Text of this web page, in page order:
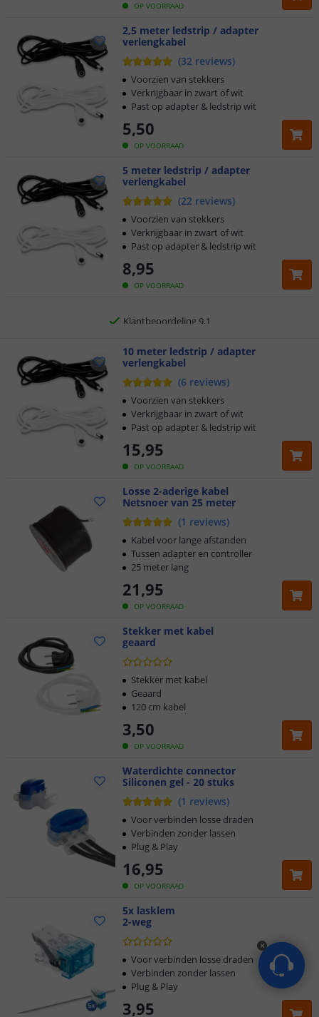
OP VOORRAAD
2,5 meter ledstrip / adapter
verlengkabel
(32 reviews)
OP VOORRAAD
5,50
Voorzien van stekkers
Verkrijgbaar in zwart of wit
Past op adapter & ledstrip wit
5 meter ledstrip / adapter
verlengkabel
(22 reviews)
OP VOORRAAD
8,95
Voorzien van stekkers
Verkrijgbaar in zwart of wit
Past op adapter & ledstrip wit
Klantbeoordeling 9.1
Voor 23:45 uur besteld,morgen in huis
5 jaar garantie
Gratis verzending vanaf € 20,-
Klantbeoordeling 9.1
Voor 23:45 uur besteld,morgen in huis
10 meter ledstrip / adapter
verlengkabel
(6 reviews)
OP VOORRAAD
15,95
Voorzien van stekkers
Verkrijgbaar in zwart of wit
Past op adapter & ledstrip wit
Losse 2-aderige kabel
Netsnoer van 25 meter
(1 reviews)
OP VOORRAAD
21,95
Kabel voor lange afstanden
Tussen adapter en controller
25 meter lang
Stekker met kabel
geaard
OP VOORRAAD
3,50
Stekker met kabel
Geaard
120 cm kabel
Waterdichte connector
Siliconen gel - 20 stuks
(1 reviews)
OP VOORRAAD
16,95
Voor verbinden losse draden
Verbinden zonder lassen
Plug & Play
5x lasklem
2-weg
3,95
Voor verbinden losse draden
Verbinden zonder lassen
Plug & Play